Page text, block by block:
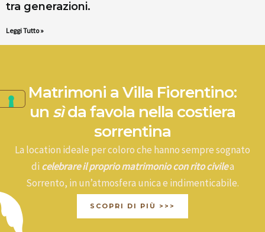
tra generazioni.
Leggi Tutto »
Matrimoni a Villa Fiorentino:
un sìda favola nella costiera
sorrentina
La location ideale per coloro che hanno sempre sognato
di celebrare il proprio matrimonio con rito civilea
Sorrento, in un’atmosfera unica e indimenticabile.
SCOPRI DI PIÙ >>>